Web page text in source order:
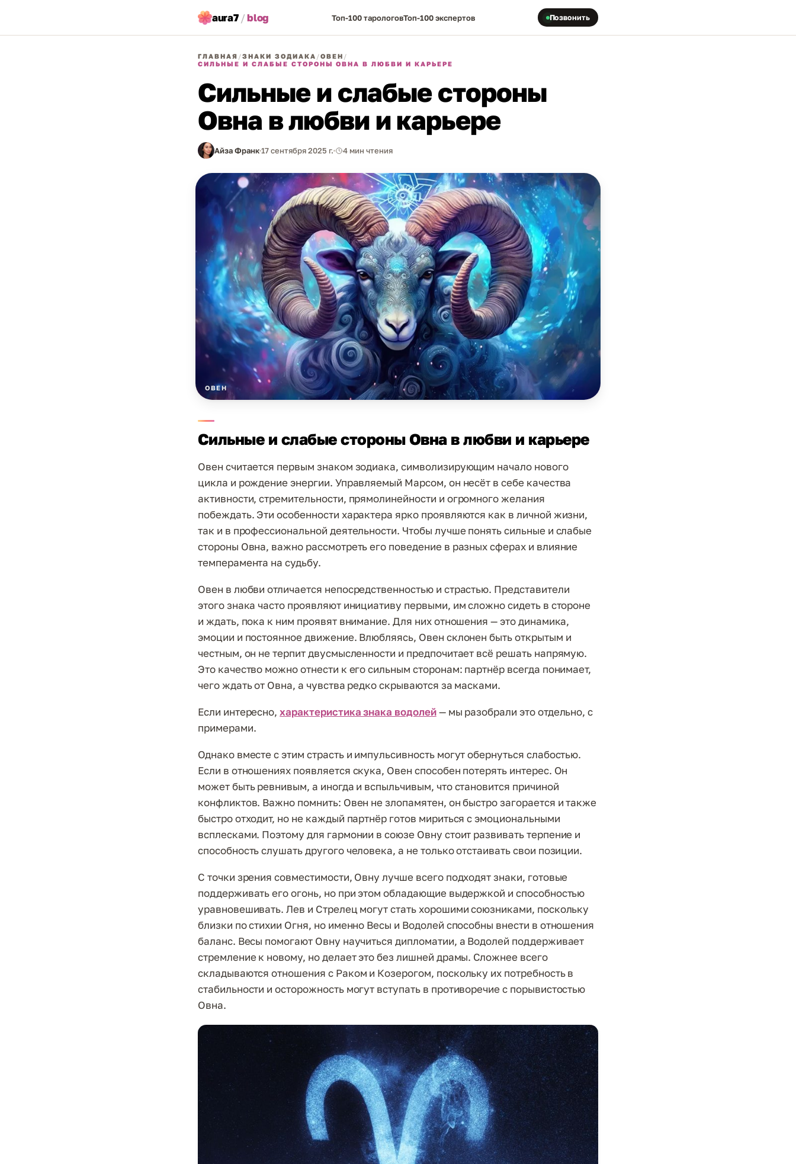
aura7 /blog Топ-100 тарологовТоп-100 экспертов Позвонить
ГЛАВНАЯ /ЗНАКИ ЗОДИАКА /ОВЕН /
СИЛЬНЫЕ И СЛАБЫЕ СТОРОНЫ ОВНА В ЛЮБВИ И КАРЬЕРЕ
Сильные и слабые стороны
Овна в любви и карьере
Айза Франк17 сентября 2025 г. 4 мин чтения
ОВЕН
Сильные и слабые стороны Овна в любви и карьере
Овен считается первым знаком зодиака, символизирующим начало нового
цикла и рождение энергии. Управляемый Марсом, он несёт в себе качества
активности, стремительности, прямолинейности и огромного желания
побеждать. Эти особенности характера ярко проявляются как в личной жизни,
так и в профессиональной деятельности. Чтобы лучше понять сильные и слабые
стороны Овна, важно рассмотреть его поведение в разных сферах и влияние
темперамента на судьбу.
Овен в любви отличается непосредственностью и страстью. Представители
этого знака часто проявляют инициативу первыми, им сложно сидеть в стороне
и ждать, пока к ним проявят внимание. Для них отношения — это динамика,
эмоции и постоянное движение. Влюбляясь, Овен склонен быть открытым и
честным, он не терпит двусмысленности и предпочитает всё решать напрямую.
Это качество можно отнести к его сильным сторонам: партнёр всегда понимает,
чего ждать от Овна, а чувства редко скрываются за масками.
Если интересно,характеристика знака водолей— мы разобрали это отдельно, с
примерами.
Однако вместе с этим страсть и импульсивность могут обернуться слабостью.
Если в отношениях появляется скука, Овен способен потерять интерес. Он
может быть ревнивым, а иногда и вспыльчивым, что становится причиной
конфликтов. Важно помнить: Овен не злопамятен, он быстро загорается и также
быстро отходит, но не каждый партнёр готов мириться с эмоциональными
всплесками. Поэтому для гармонии в союзе Овну стоит развивать терпение и
способность слушать другого человека, а не только отстаивать свои позиции.
С точки зрения совместимости, Овну лучше всего подходят знаки, готовые
поддерживать его огонь, но при этом обладающие выдержкой и способностью
уравновешивать. Лев и Стрелец могут стать хорошими союзниками, поскольку
близки по стихии Огня, но именно Весы и Водолей способны внести в отношения
баланс. Весы помогают Овну научиться дипломатии, а Водолей поддерживает
стремление к новому, но делает это без лишней драмы. Сложнее всего
складываются отношения с Раком и Козерогом, поскольку их потребность в
стабильности и осторожность могут вступать в противоречие с порывистостью
Овна.